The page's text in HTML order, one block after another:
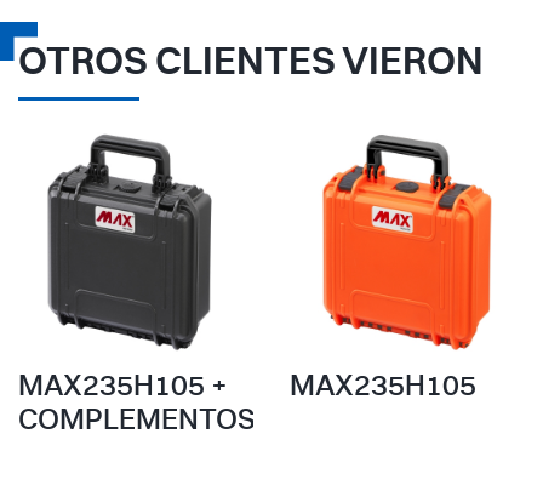
OTROS CLIENTES VIERON
MAX235H105 +
COMPLEMENTOS
MAX235H105